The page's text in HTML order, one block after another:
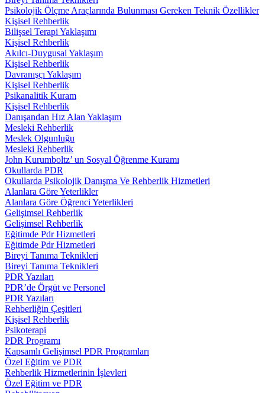
Psikolojik Ölçme Araçlarında Bulunması Gereken Teknik Özellikler
Kişisel Rehberlik
Bilişsel Terapi Yaklaşımı
Kişisel Rehberlik
Akılcı-Duygusal Yaklaşım
Kişisel Rehberlik
Davranışçı Yaklaşım
Kişisel Rehberlik
Psikanalitik Kuram
Kişisel Rehberlik
Danışandan Hız Alan Yaklaşım
Mesleki Rehberlik
Meslek Olgunluğu
Mesleki Rehberlik
John Kurumboltz’ un Sosyal Öğrenme Kuramı
Okullarda PDR
Okullarda Psikolojik Danışma Ve Rehberlik Hizmetleri
Alanlara Göre Yeterlikler
Alanlara Göre Öğrenci Yeterlikleri
Gelişimsel Rehberlik
Gelişimsel Rehberlik
Eğitimde Pdr Hizmetleri
Eğitimde Pdr Hizmetleri
Bireyi Tanıma Teknikleri
Bireyi Tanıma Teknikleri
PDR Yazıları
PDR’de Örgüt ve Personel
PDR Yazıları
Rehberliğin Çeşitleri
Kişisel Rehberlik
Psikoterapi
PDR Programı
Kapsamlı Gelişimsel PDR Programları
Özel Eğitim ve PDR
Rehberlik Hizmetlerinin İşlevleri
Özel Eğitim ve PDR